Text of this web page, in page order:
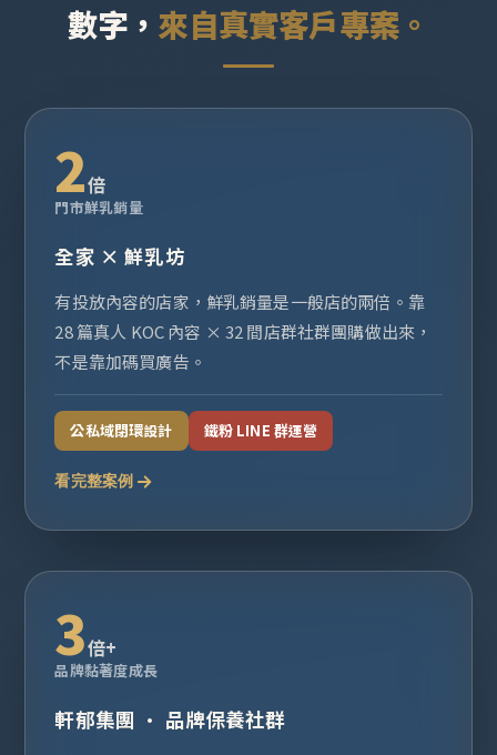
數字， 來自真實客戶專案。
2倍
門市鮮乳銷量
全家 × 鮮乳坊
有投放內容的店家，鮮乳銷量是一般店的兩倍。靠
28 篇真人 KOC 內容 × 32 間店群社群團購做出來，
不是靠加碼買廣告。
公私域閉環設計 鐵粉 LINE 群運營
看完整案例
3倍+
品牌黏著度成長
軒郁集團 · 品牌保養社群